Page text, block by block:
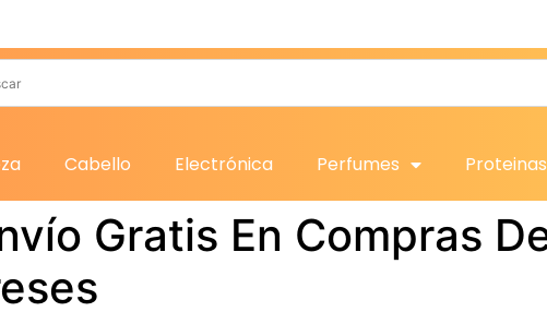
Cabello Electrónica Perfumes Proteinas
Gratis En Compras